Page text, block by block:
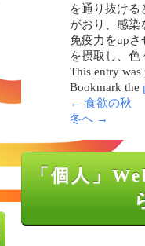
を通り抜け
がおり、感染
免疫力をup
を摂取し、色
This entry
Bookmark the
← 食欲の秋
冬へ →
「個人」